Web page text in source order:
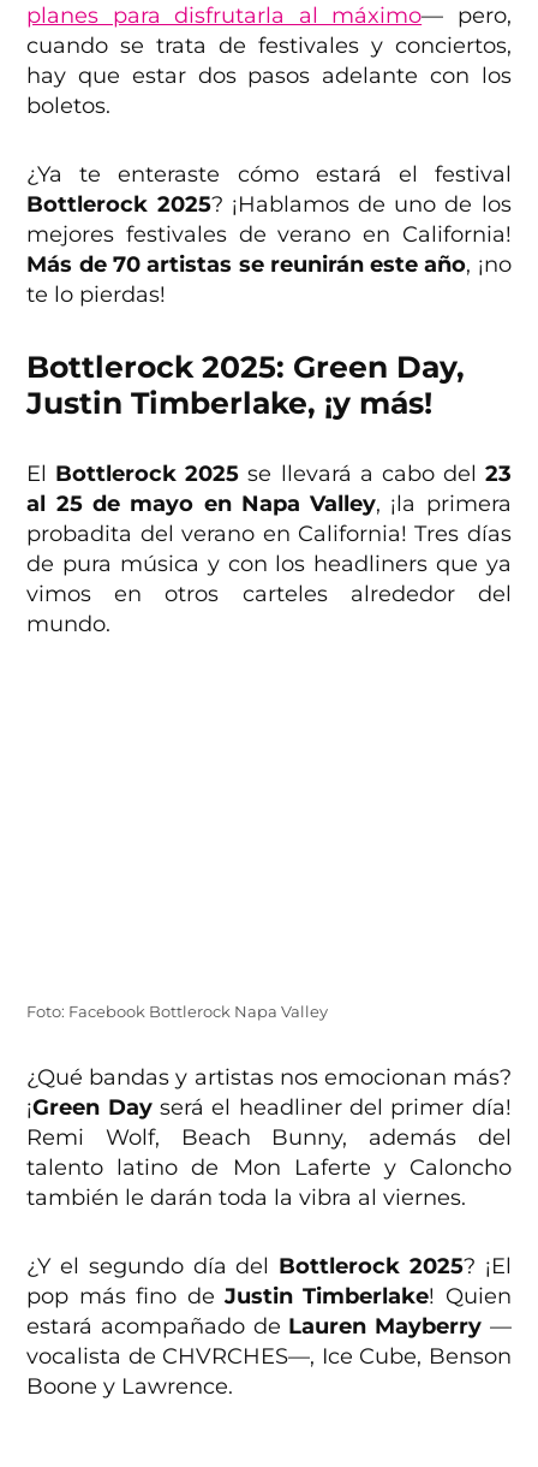
planes para disfrutarla al máximo— pero,
cuando se trata de festivales y conciertos,
hay que estar dos pasos adelante con los
boletos.
¿Ya te enteraste cómo estará el festival
Bottlerock 2025? ¡Hablamos de uno de los
mejores festivales de verano en California!
Más de 70 artistas se reunirán este año, ¡no
te lo pierdas!
Bottlerock 2025: Green Day,
Justin Timberlake, ¡y más!
El Bottlerock 2025 se llevará a cabo del 23
al 25 de mayo en Napa Valley, ¡la primera
probadita del verano en California! Tres días
de pura música y con los headliners que ya
vimos en otros carteles alrededor del
mundo.
Foto: Facebook Bottlerock Napa Valley
¿Qué bandas y artistas nos emocionan más?
¡Green Dayserá el headliner del primer día!
Remi Wolf, Beach Bunny, además del
talento latino de Mon Laferte y Caloncho
también le darán toda la vibra al viernes.
¿Y el segundo día del Bottlerock 2025? ¡El
pop más fino de Justin Timberlake! Quien
estará acompañado de Lauren Mayberry—
vocalista de CHVRCHES—, Ice Cube, Benson
Boone y Lawrence.